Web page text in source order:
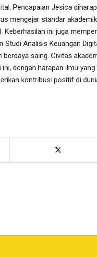
​Pencapaian Jesica
mengejar standar
Keberhasilan ini juga
Studi Analisis Keuangan
saing. ​Civitas
dengan harapan ilmu
kontribusi positif di